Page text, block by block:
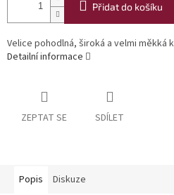
Přidat do košíku
Velice pohodlná, široká a velmi měkká
Detailní informace
ZEPTAT SE SDÍLET
Popis Diskuze